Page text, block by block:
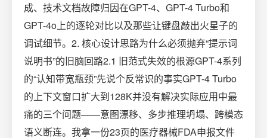
成、技术文档故障归因在GPT-4、GPT-4 Turbo和
GPT-4o上的逐轮对比以及那些让键盘敲出火星子的
调试细节。2. 核心设计思路为什么必须抛弃“提示词
说明书”的旧脑回路2.1 旧范式失效的根源GPT-4系列
的“认知带宽瓶颈”先说个反常识的事实GPT-4 Turbo
的上下文窗口扩大到128K并没有解决实际应用中最
痛的三个问题——意图漂移、多步推理坍塌、跨模态
语义断连。我拿一份23页的医疗器械FDA申报文件